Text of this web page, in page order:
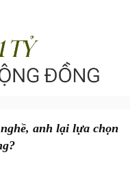
anh lại lựa chọn